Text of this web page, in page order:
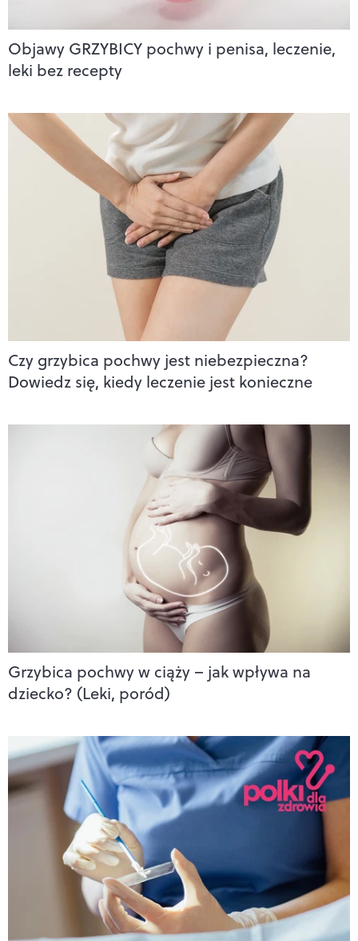
Objawy GRZYBICY pochwy i penisa, leczenie,
leki bez recepty
Czy grzybica pochwy jest niebezpieczna?
Dowiedz się, kiedy leczenie jest konieczne
Grzybica pochwy w ciąży – jak wpływa na
dziecko? (Leki, poród)